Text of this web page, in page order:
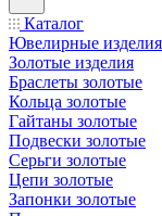
Каталог
Ювелирные изделия
Золотые изделия
Браслеты золотые
Кольца золотые
Гайтаны золотые
Подвески золотые
Серьги золотые
Цепи золотые
Запонки золотые